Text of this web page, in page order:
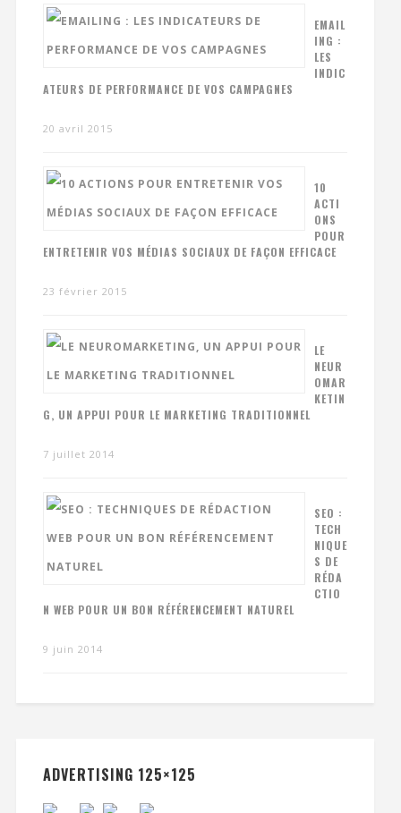
EMAIL
ING :
LES
INDIC
ATEURS DE PERFORMANCE DE VOS CAMPAGNES
20 avril 2015
10
ACTI
ONS
POUR
ENTRETENIR VOS MÉDIAS SOCIAUX DE FAÇON EFFICACE
23 février 2015
LE
NEUR
OMAR
KETIN
G, UN APPUI POUR LE MARKETING TRADITIONNEL
7 juillet 2014
SEO :
TECH
NIQUE
S DE
RÉDA
CTIO
N WEB POUR UN BON RÉFÉRENCEMENT NATUREL
9 juin 2014
ADVERTISING 125×125